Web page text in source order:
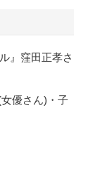
』窪田正孝さ
女優さん)・子